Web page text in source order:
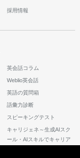
採用情報
英会話コラム
Weblio英会話
英語の質問箱
語彙力診断
スピーキングテスト
キャリジェネ～生成AIスク
ール・AIスキルでキャリア